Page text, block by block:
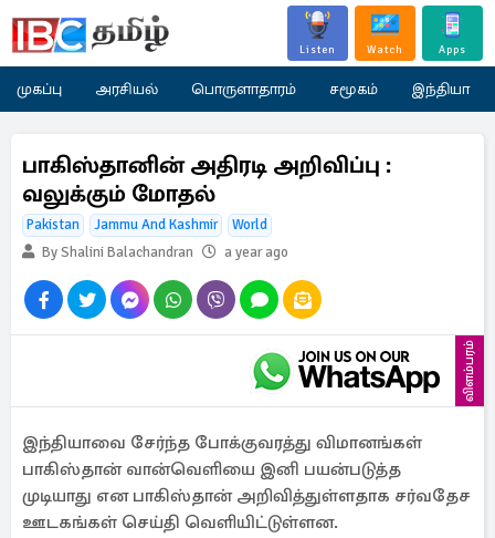
Listen Watch Apps
முகப்பு அரசியல் பொருளாதாரம் சமூகம் இந்தியா
பாகிஸ்தானின் அதிரடி அறிவிப்பு :
வலுக்கும் மோதல்
Pakistan Jammu And Kashmir
World
By Shalini Balachandran
a year ago
விளம்பரம்
இந்தியாவை சேர்ந்த போக்குவரத்து விமானங்கள்
பாகிஸ்தான் வான்வெளியை இனி பயன்படுத்த
முடியாது என பாகிஸ்தான் அறிவித்துள்ளதாக சர்வதேச
ஊடகங்கள் செய்தி வெளியிட்டுள்ளன.